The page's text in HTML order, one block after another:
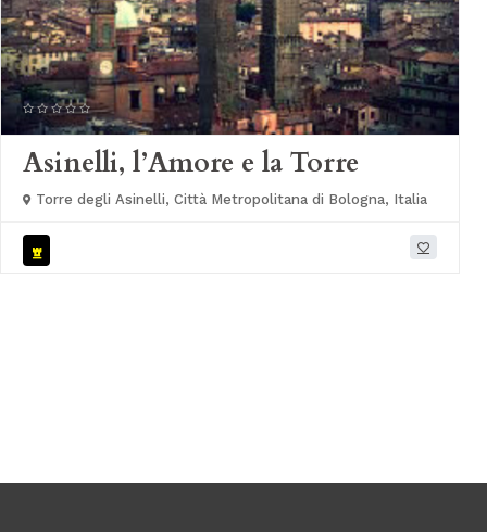
Asinelli, l’Amore e la Torre
Torre degli Asinelli, Città Metropolitana di Bologna, Italia